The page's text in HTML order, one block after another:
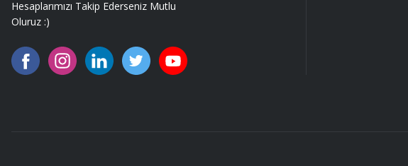
Fatih Gürsoy | 19/07/2026
91 mm çakımın kürdanı ile bire bir değiştirdim.
A... Ç... | 11/07/2026
Hesaplarımızı Takip Ederseniz Mutlu
Oluruz :)